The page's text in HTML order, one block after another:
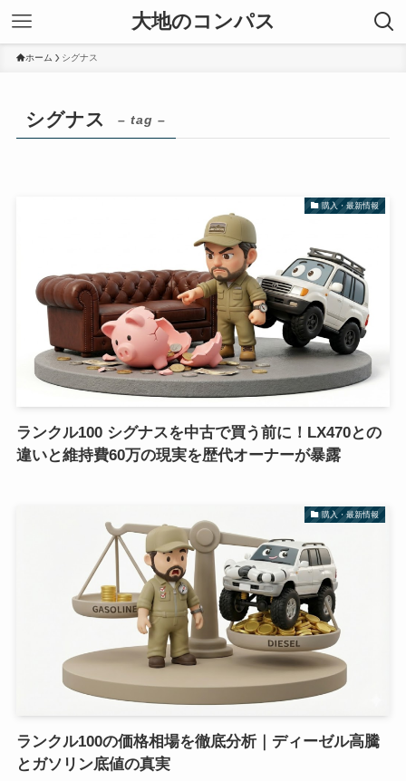
大地のコンパス
ホーム シグナス
シグナス – tag –
購入・最新情報
ランクル100 シグナスを中古で買う前に！LX470との
違いと維持費60万の現実を歴代オーナーが暴露
購入・最新情報
ランクル100の価格相場を徹底分析｜ディーゼル高騰
とガソリン底値の真実